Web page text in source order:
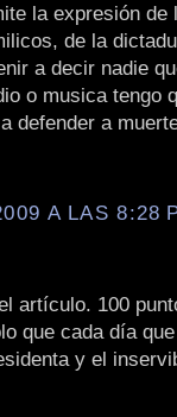
la expresión de
de la
a decir nadie
o musica tengo
defender a
A LAS 8:28
artículo. 100
que cada día
y el